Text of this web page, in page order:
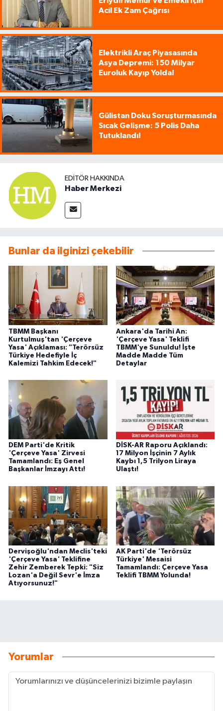
Acil Ek Zam Çağrısı
Elektrikli Araç Piyasasında
Asya Depremi: 150 Milyar
Euroluk Kayıp Yolda!
Gülistan Doku Soruşturmasında
Sıcak Gelişme: 5 Polis Daha
Tutuklandı!
EDITÖR HAKKINDA
Haber Merkezi
Bunlar da ilginizi çekebilir
TBMM Başkanı
Kurtulmuş'tan 'Çerçeve
Yasa' Açıklaması: "Terörsüz
Türkiye Hedefiyle İç
Kalemizi Tahkim Edecek!"
Ankara'da Tarihi An:
'Çerçeve Yasa' Teklifi
TBMM'ye Sunuldu! İşte
Madde Madde Tüm
Detaylar
DEM Parti'de Kritik
'Çerçeve Yasa' Zirvesi
Tamamlandı: Eş Genel
Başkanlar İmzayı Attı!
DİSK-AR Raporu Açıklandı:
17 Milyon İşçinin 7 Aylık
Kaybı 1,5 Trilyon Liraya
Ulaştı!
Dervişoğlu'ndan Meclis'teki
'Çerçeve Yasa' Teklifine
Zehir Zemberek Tepki: "Siz
Lozan'a Değil Sevr'e İmza
Atıyorsunuz!"
AK Parti'de 'Terörsüz
Türkiye' Mesaisi
Tamamlandı: Çerçeve Yasa
Teklifi TBMM Yolunda!
Yorumlar